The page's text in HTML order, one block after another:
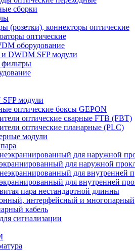
сборки
(розетки), коннекторы оптические
оптические
оборудование
DWDM SFP модули
модули
оптические боксы GEPON
оптические сварные FTB (FBT)
оптические планарные (PLC)
модули
для наружной
для наружной
для внутренней
для внутренней
пара нестандартной длинны
интерфейсный и многопарный
кабель
сигнализации